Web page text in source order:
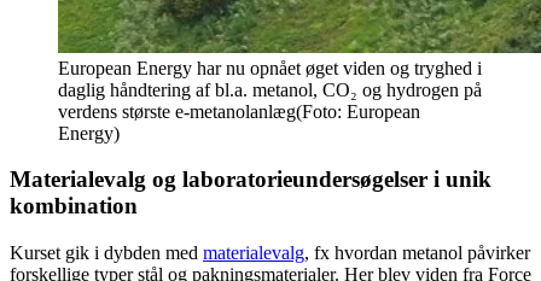
European Energy har nu opnået øget viden og tryghed i
daglig håndtering af bl.a. metanol, CO₂ og hydrogen på
verdens største e-metanolanlæg(Foto: European
Energy)
Materialevalg og laboratorieundersøgelser i unik
kombination
Kurset gik i dybden med materialevalg, fx hvordan metanol påvirker
forskellige typer stål og pakningsmaterialer. Her blev viden fra Force